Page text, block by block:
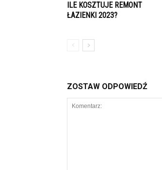
ILE KOSZTUJE REMONT
ŁAZIENKI 2023?
ZOSTAW ODPOWIEDŹ